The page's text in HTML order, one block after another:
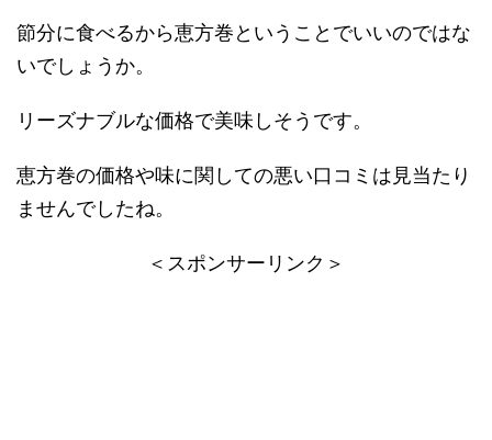
節分に食べるから恵方巻ということでいいのではな
いでしょうか。
リーズナブルな価格で美味しそうです。
恵方巻の価格や味に関しての悪い口コミは見当たり
ませんでしたね。
＜スポンサーリンク＞